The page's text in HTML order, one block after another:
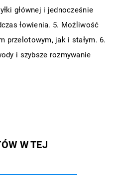
głównej i jednocześnie
łowienia. 5. Możliwość
przelotowym, jak i stałym. 6.
i szybsze rozmywanie
W TEJ